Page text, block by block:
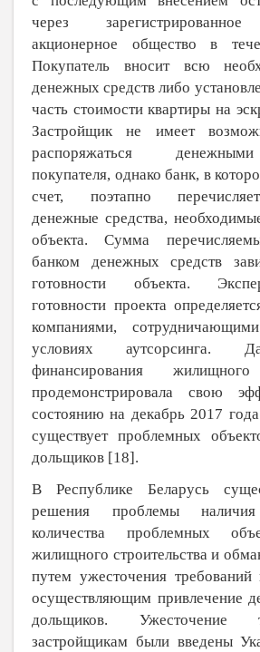
через
акционерное общество в
Покупатель вносит всю
денежных средств либо
часть стоимости квартиры на
Застройщик не имеет
распоряжаться
покупателя, однако банк, в
счет, поэтапно
денежные средства,
объекта. Сумма
банком денежных средств
готовности объекта.
готовности проекта
компаниями,
условиях аутсорсинга.
финансирования жилищного
продемонстрировала свою
состоянию на декабрь 2017
существует проблемных
дольщиков [18].
В Республике Беларусь
решения проблемы наличия
количества проблемных
жилищного строительства и
путем ужесточения
осуществляющим привлечение
дольщиков. Ужесточение
застройщикам были введены